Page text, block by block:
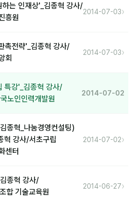
하는 인재상'_김종혁 강사/
흥원
2014-07-03›
촉전략'_김종혁 강사/
회
2014-07-03›
특강'_김종혁 강사/
노인인력개발원
2014-07-02
종혁_나눔경영컨설팅)
혁 강사/서초구립
센터
2014-07-02›
종혁 강사/
합 기술교육원
2014-06-27›